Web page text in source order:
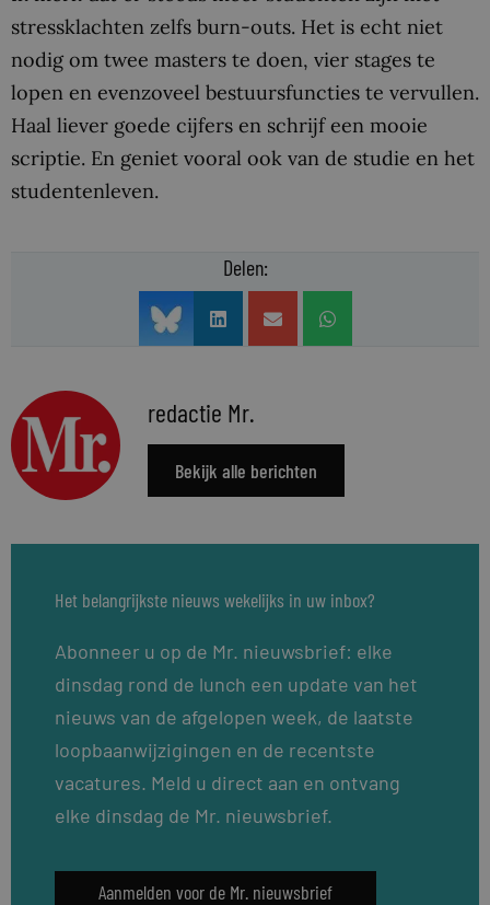
stressklachten zelfs burn-outs. Het is echt niet
nodig om twee masters te doen, vier stages te
lopen en evenzoveel bestuursfuncties te vervullen.
Haal liever goede cijfers en schrijf een mooie
scriptie. En geniet vooral ook van de studie en het
studentenleven.
Delen:
redactie Mr.
Bekijk alle berichten
Het belangrijkste nieuws wekelijks in uw inbox?
Abonneer u op de Mr. nieuwsbrief: elke
dinsdag rond de lunch een update van het
nieuws van de afgelopen week, de laatste
loopbaanwijzigingen en de recentste
vacatures. Meld u direct aan en ontvang
elke dinsdag de Mr. nieuwsbrief.
Aanmelden voor de Mr. nieuwsbrief